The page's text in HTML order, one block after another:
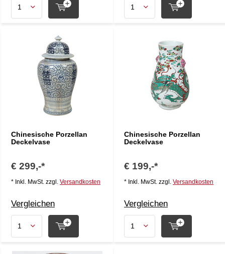
Chinesische Porzellan
Deckelvase
€ 299,-*
* Inkl. MwSt. zzgl. Versandkosten
Vergleichen
Chinesische Porzellan
Deckelvase
€ 199,-*
* Inkl. MwSt. zzgl. Versandkosten
Vergleichen